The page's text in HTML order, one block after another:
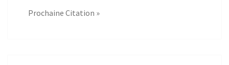
Prochaine Citation »